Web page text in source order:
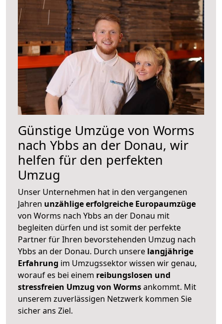
Günstige Umzüge von Worms
nach Ybbs an der Donau, wir
helfen für den perfekten
Umzug
Unser Unternehmen hat in den vergangenen
Jahren unzählige erfolgreiche Europaumzüge
von Worms nach Ybbs an der Donau mit
begleiten dürfen und ist somit der perfekte
Partner für Ihren bevorstehenden Umzug nach
Ybbs an der Donau. Durch unsere langjährige
Erfahrung im Umzugssektor wissen wir genau,
worauf es bei einem reibungslosen und
stressfreien Umzug von Wormsankommt. Mit
unserem zuverlässigen Netzwerk kommen Sie
sicher ans Ziel.